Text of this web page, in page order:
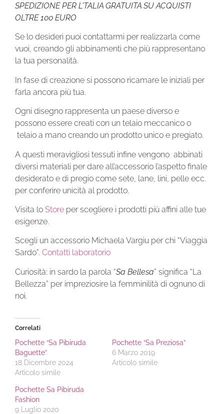
SPEDIZIONE PER L’TALIA GRATUITA SU ACQUISTI
OLTRE 100 EURO
Se lo desideri puoi contattarmi per realizzarla come
vuoi, creando gli abbinamenti che più rappresentano
la tua personalità.
In fase di creazione si possono ricamare le iniziali per
farla ancora più tua.
Ogni disegno rappresenta un paese diverso e
possono essere creati con un telaio meccanico o
telaio a mano creando un prodotto unico e pregiato.
A questi meravigliosi tessuti infine vengono abbinati
diversi materiali per dare all’accessorio l’aspetto finale
desiderato e di pregio come sete, lane, lini, pelle ecc.
per conferire unicità al prodotto.
Visita lo Store per scegliere i prodotti più affini alle tue
esigenze.
Scegli un accessorio Michaela Vargiu per chi “Viaggia
Sardo”. Contatti laboratorio
Curiosità: in sardo la parola “Sa Bellesa” significa “La
Bellezza” per impreziosire la femminilità di ognuno di
noi.
Correlati
Pochette “Sa Pibiruda
Baguette”
18 Dicembre 2024
Articolo simile
Pochette “Sa Preziosa”
6 Marzo 2019
Articolo simile
Pochette Sa Pibiruda
Fashion
9 Luglio 2020